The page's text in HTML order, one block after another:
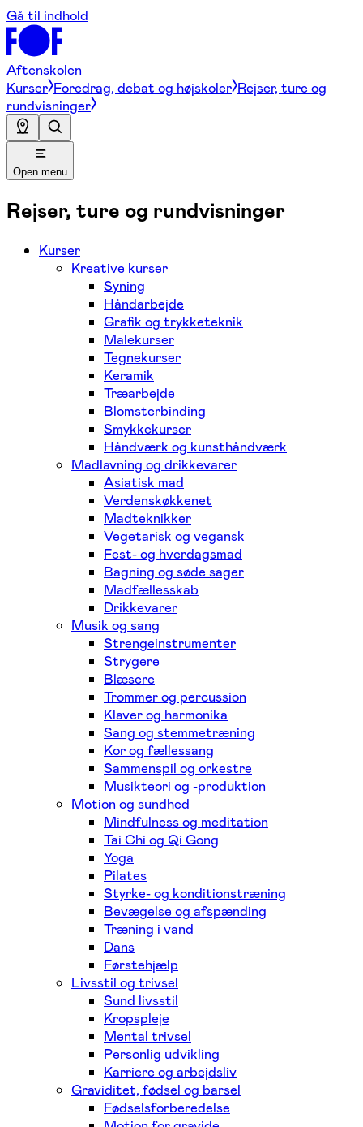
Gå til indhold
Aftenskolen
Kurser Foredrag, debat og højskoler Rejser, ture og
rundvisninger
Open menu
Rejser, ture og rundvisninger
Kurser
Kreative kurser
Syning
Håndarbejde
Grafik og trykketeknik
Malekurser
Tegnekurser
Keramik
Træarbejde
Blomsterbinding
Smykkekurser
Håndværk og kunsthåndværk
Madlavning og drikkevarer
Asiatisk mad
Verdenskøkkenet
Madteknikker
Vegetarisk og vegansk
Fest- og hverdagsmad
Bagning og søde sager
Madfællesskab
Drikkevarer
Musik og sang
Strengeinstrumenter
Strygere
Blæsere
Trommer og percussion
Klaver og harmonika
Sang og stemmetræning
Kor og fællessang
Sammenspil og orkestre
Musikteori og -produktion
Motion og sundhed
Mindfulness og meditation
Tai Chi og Qi Gong
Yoga
Pilates
Styrke- og konditionstræning
Bevægelse og afspænding
Træning i vand
Dans
Førstehjælp
Livsstil og trivsel
Sund livsstil
Kropspleje
Mental trivsel
Personlig udvikling
Karriere og arbejdsliv
Graviditet, fødsel og barsel
Fødselsforberedelse